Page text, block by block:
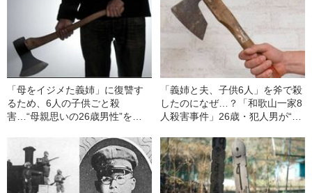
「母をイジメた義姉」に復讐す
るため、6人の子供ごと殺
害…“母親思いの26歳男性”を鬼
「義姉と夫、子供6人」を斧で殺
したのになぜ…？「和歌山一家8
人殺害事件」26歳・犯人男が“死
事件）